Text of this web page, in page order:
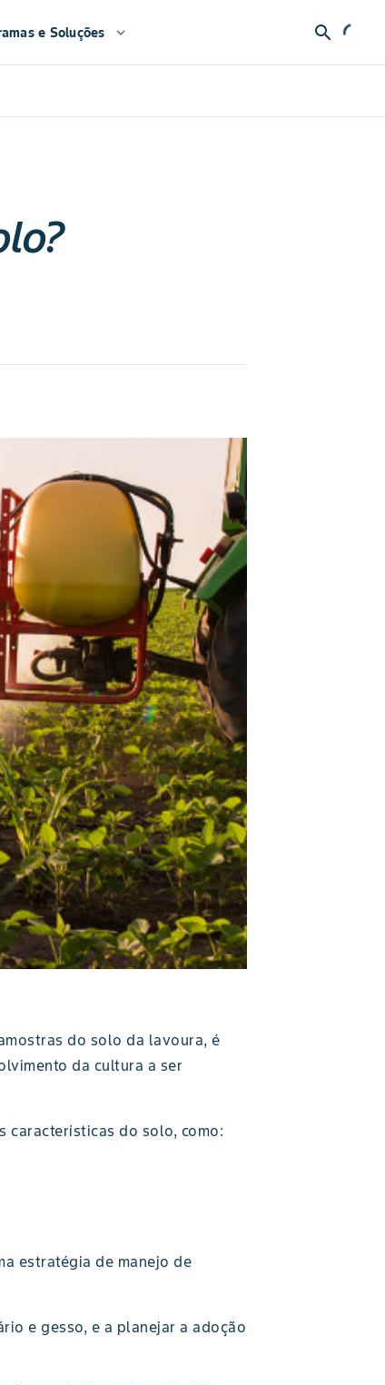
e Soluções expand_more search
do solo da lavoura, é
da cultura a ser
características do solo, como:
estratégia de manejo de
e gesso, e a planejar a adoção